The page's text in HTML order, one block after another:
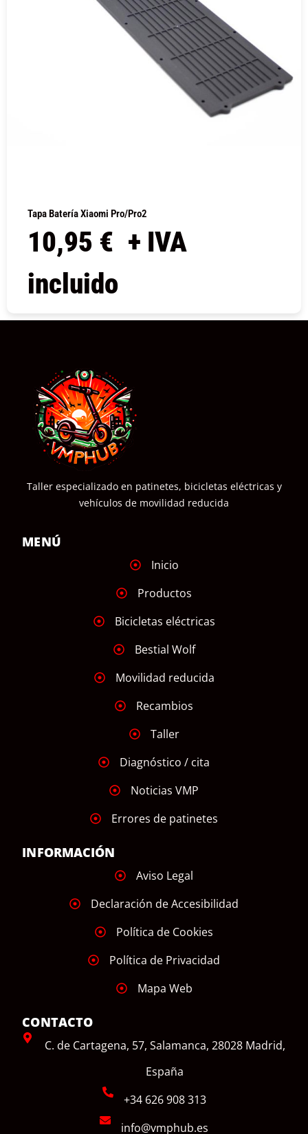
Tapa Batería Xiaomi Pro/Pro2
10,95 € + IVA
incluido
Taller especializado en patinetes, bicicletas eléctricas y
vehículos de movilidad reducida
MENÚ
Inicio
Productos
Bicicletas eléctricas
Bestial Wolf
Movilidad reducida
Recambios
Taller
Diagnóstico / cita
Noticias VMP
Errores de patinetes
INFORMACIÓN
Aviso Legal
Declaración de Accesibilidad
Política de Cookies
Política de Privacidad
Mapa Web
CONTACTO
C. de Cartagena, 57, Salamanca, 28028 Madrid,
España
+34 626 908 313
info@vmphub.es